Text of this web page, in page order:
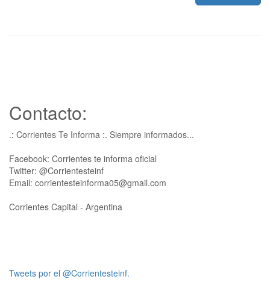
Contacto:
.: Corrientes Te Informa :. Siempre informados...
Facebook: Corrientes te informa oficial
Twitter: @Corrientesteinf
Email: corrientesteinforma05@gmail.com
Corrientes Capital - Argentina
Tweets por el @Corrientesteinf.